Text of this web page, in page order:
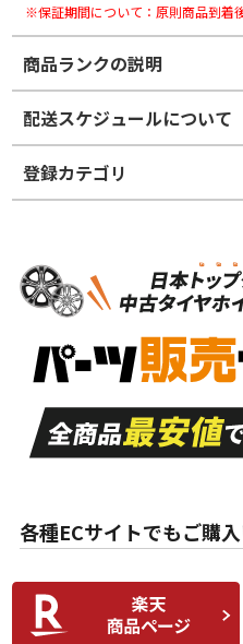
※保証期間について：原則商品到着
商品ランクの説明
※商品ランクは出品者の主観に
かじめご了
ホイールランク
S
品）
A
走行距離も少なく、
目立つ傷もほとんど
ない中古品
な中古品
C
使用感や傷があり、
比較的きれいな中古
品
配送スケジュールについて
登録カテゴリ
スタッドレスタイヤホイールセ
各種ECサイトでもご購